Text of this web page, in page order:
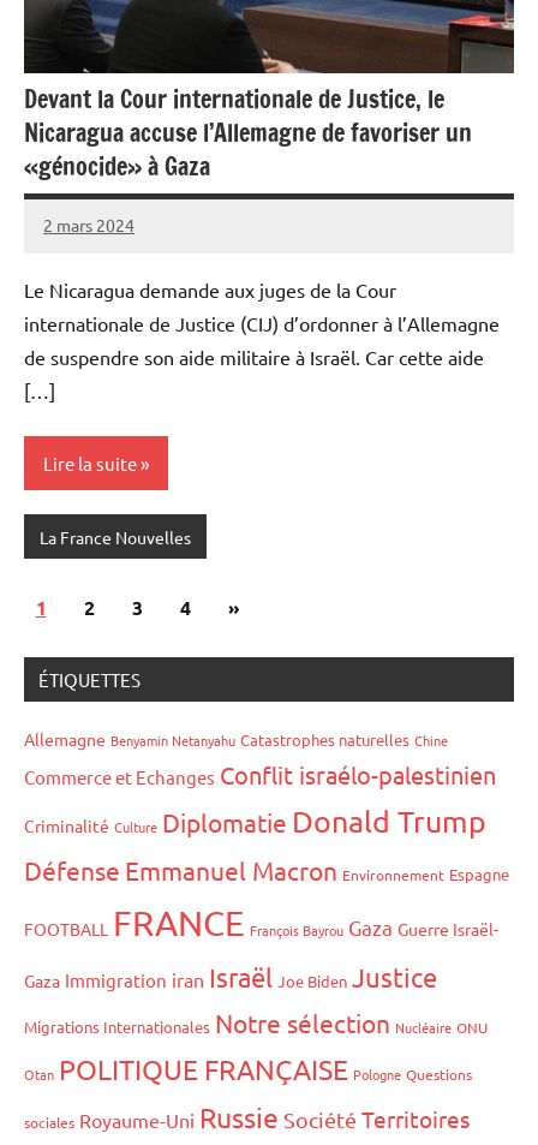
Devant la Cour internationale de Justice, le
Nicaragua accuse l’Allemagne de favoriser un
«génocide» à Gaza
2 mars 2024
Admins
Le Nicaragua demande aux juges de la Cour
internationale de Justice (CIJ) d’ordonner à l’Allemagne
de suspendre son aide militaire à Israël. Car cette aide
[…]
Lire la suite
La France Nouvelles
Pagination
publications
1 2 3 4
Articles
»
ÉTIQUETTES
Allemagne Benyamin Netanyahu Catastrophes naturelles Chine
Commerce et Echanges Conflit israélo-palestinien
Criminalité Culture Diplomatie Donald Trump
Défense Emmanuel Macron Environnement Espagne
FOOTBALL FRANCE François Bayrou Gaza Guerre Israël-
Gaza Immigration iran Israël Joe Biden Justice
Migrations Internationales Notre sélection Nucléaire ONU
Otan POLITIQUE FRANÇAISE Pologne Questions
sociales Royaume-Uni Russie Société Territoires